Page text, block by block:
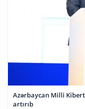
Azərbaycan Milli
artırıb